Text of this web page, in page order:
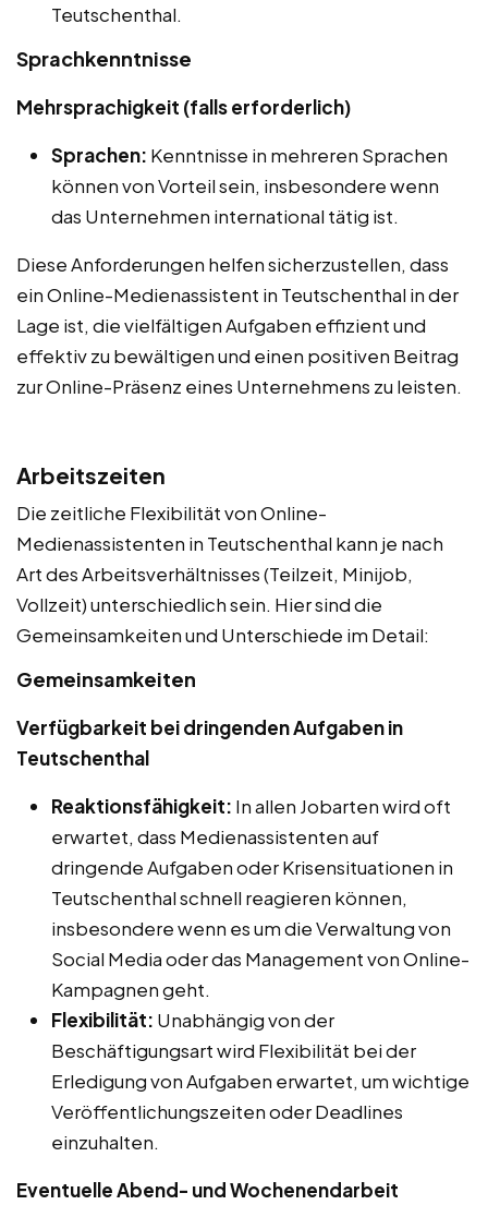
Teutschenthal.
Sprachkenntnisse
Mehrsprachigkeit (falls erforderlich)
Sprachen: Kenntnisse in mehreren Sprachen
können von Vorteil sein, insbesondere wenn
das Unternehmen international tätig ist.
Diese Anforderungen helfen sicherzustellen, dass
ein Online-Medienassistent in Teutschenthal in der
Lage ist, die vielfältigen Aufgaben effizient und
effektiv zu bewältigen und einen positiven Beitrag
zur Online-Präsenz eines Unternehmens zu leisten.
Arbeitszeiten
Die zeitliche Flexibilität von Online-
Medienassistenten in Teutschenthal kann je nach
Art des Arbeitsverhältnisses (Teilzeit, Minijob,
Vollzeit) unterschiedlich sein. Hier sind die
Gemeinsamkeiten und Unterschiede im Detail:
Gemeinsamkeiten
Verfügbarkeit bei dringenden Aufgaben in
Teutschenthal
Reaktionsfähigkeit: In allen Jobarten wird oft
erwartet, dass Medienassistenten auf
dringende Aufgaben oder Krisensituationen in
Teutschenthal schnell reagieren können,
insbesondere wenn es um die Verwaltung von
Social Media oder das Management von Online-
Kampagnen geht.
Flexibilität: Unabhängig von der
Beschäftigungsart wird Flexibilität bei der
Erledigung von Aufgaben erwartet, um wichtige
Veröffentlichungszeiten oder Deadlines
einzuhalten.
Eventuelle Abend- und Wochenendarbeit